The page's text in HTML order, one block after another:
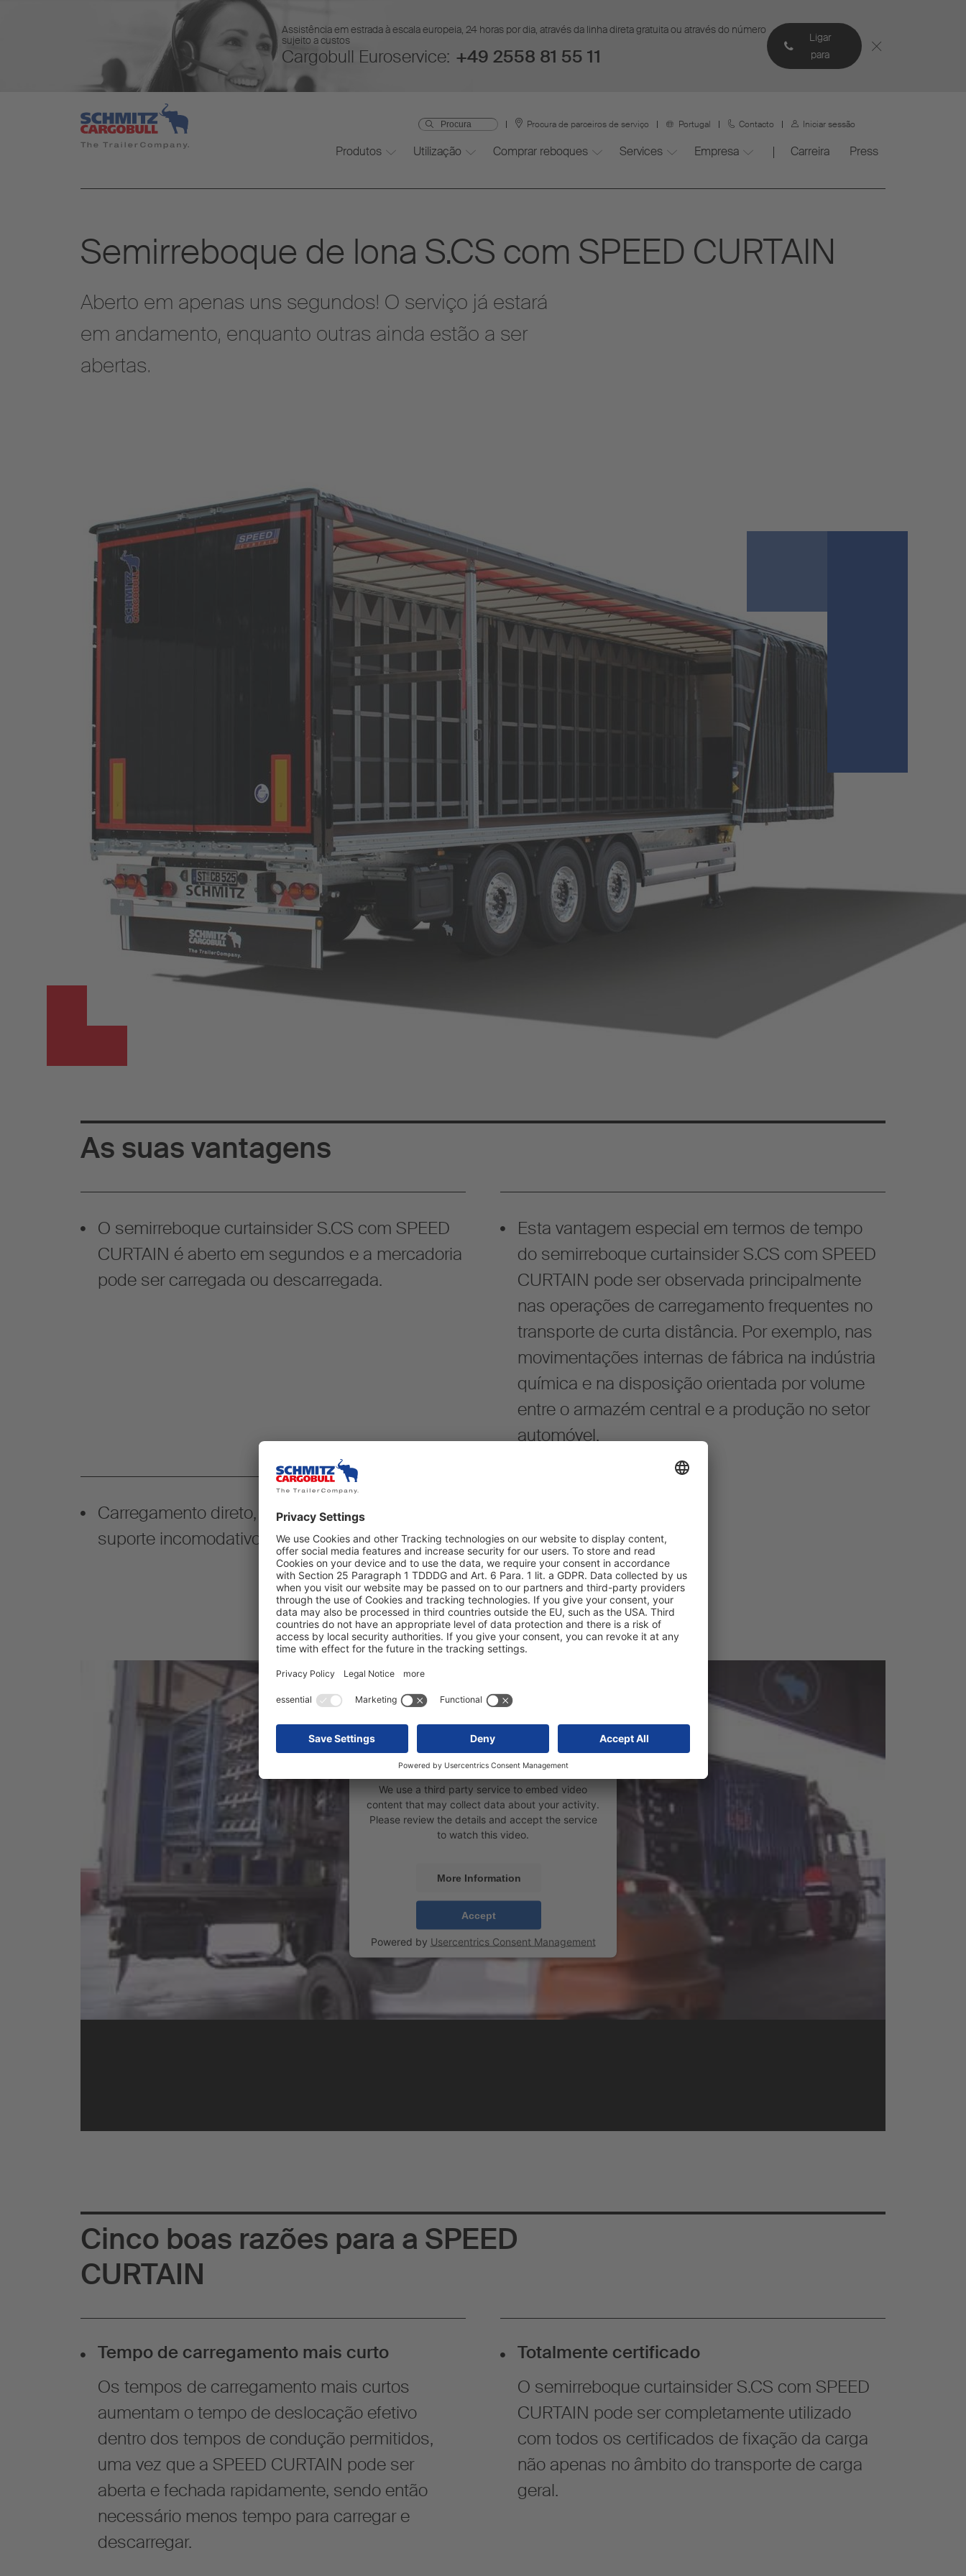
Assistência em estrada à escala europeia, 24 horas por dia, através da linha direta gratuita ou através do número
sujeito a custos
Cargobull Euroservice: +49 2558 81 55 11
Ligar
para
Procura de parceiros de serviço Portugal Contacto Iniciar sessão
Produtos Utilização Comprar reboques Services Empresa Carreira Press
Semirreboque de lona S.CS com SPEED CURTAIN
Aberto em apenas uns segundos! O serviço já estará
em andamento, enquanto outras ainda estão a ser
abertas.
As suas vantagens
O semirreboque curtainsider S.CS com SPEED
CURTAIN é aberto em segundos e a mercadoria
pode ser carregada ou descarregada.
Esta vantagem especial em termos de tempo
do semirreboque curtainsider S.CS com SPEED
CURTAIN pode ser observada principalmente
nas operações de carregamento frequentes no
transporte de curta distância. Por exemplo, nas
movimentações internas de fábrica na indústria
química e na disposição orientada por volume
entre o armazém central e a produção no setor
automóvel.
Carregamento direto, sem fueiros e réguas de
suporte incomodativos!
We need your consent to load the
YouTube Video service!
We use a third party service to embed video
content that may collect data about your activity.
Please review the details and accept the service
to watch this video.
More Information
Accept
Powered by Usercentrics Consent Management
Cinco boas razões para a SPEED
CURTAIN
Tempo de carregamento mais curto
Os tempos de carregamento mais curtos
aumentam o tempo de deslocação efetivo
dentro dos tempos de condução permitidos,
uma vez que a SPEED CURTAIN pode ser
aberta e fechada rapidamente, sendo então
necessário menos tempo para carregar e
descarregar.
Totalmente certificado
O semirreboque curtainsider S.CS com SPEED
CURTAIN pode ser completamente utilizado
com todos os certificados de fixação da carga
não apenas no âmbito do transporte de carga
geral.